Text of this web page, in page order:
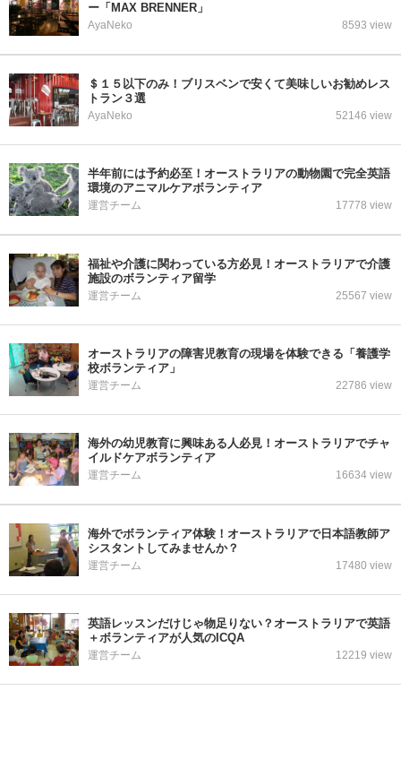
ー「MAX BRENNER」
AyaNeko 8593 view
＄１５以下のみ！ブリスベンで安くて美味しいお勧めレス
トラン３選
AyaNeko 52146 view
半年前には予約必至！オーストラリアの動物園で完全英語
環境のアニマルケアボランティア
運営チーム 17778 view
福祉や介護に関わっている方必見！オーストラリアで介護
施設のボランティア留学
運営チーム 25567 view
オーストラリアの障害児教育の現場を体験できる「養護学
校ボランティア」
運営チーム 22786 view
海外の幼児教育に興味ある人必見！オーストラリアでチャ
イルドケアボランティア
運営チーム 16634 view
海外でボランティア体験！オーストラリアで日本語教師ア
シスタントしてみませんか？
運営チーム 17480 view
英語レッスンだけじゃ物足りない？オーストラリアで英語
＋ボランティアが人気のICQA
運営チーム 12219 view